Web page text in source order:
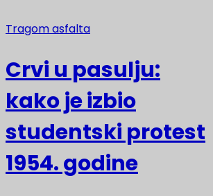
Tragom asfalta
Crvi u pasulju:
kako je izbio
studentski protest
1954. godine